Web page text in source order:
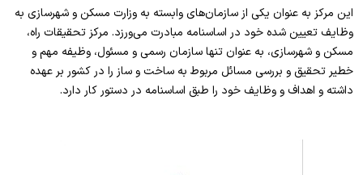
این مرکز به عنوان یکی از سازمان‌های وابسته به وزارت مسکن و شهرسازی به
وظایف تعیین شده خود در اساسنامه مبادرت می‌ورزد. مرکز تحقیقات راه،
مسکن و شهرسازی، به عنوان تنها سازمان رسمی و مسئول، وظیفه مهم و
خطیر تحقیق و بررسی مسائل مربوط به ساخت و ساز را در کشور بر عهده
داشته و اهداف و وظایف خود را طبق اساسنامه در دستور کار دارد.